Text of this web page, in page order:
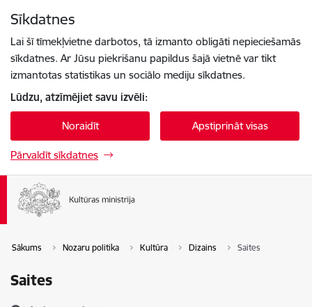
Sīkdatnes
Lai šī tīmekļvietne darbotos, tā izmanto obligāti nepieciešamās
sīkdatnes. Ar Jūsu piekrišanu papildus šajā vietnē var tikt
izmantotas statistikas un sociālo mediju sīkdatnes.
Lūdzu, atzīmējiet savu izvēli:
Noraidīt Apstiprināt visas
Pārvaldīt sīkdatnes
Sākums Nozaru politika Kultūra Dizains Saites
Saites